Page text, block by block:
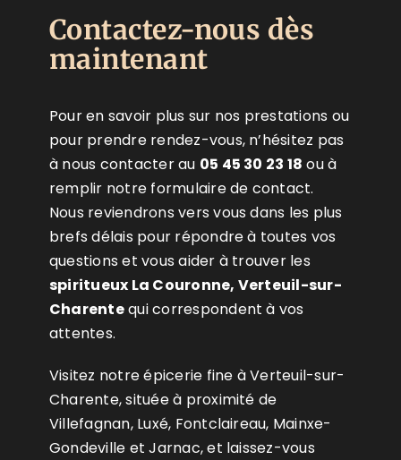
Contactez-nous dès
maintenant
Pour en savoir plus sur nos prestations ou
pour prendre rendez-vous, n’hésitez pas
à nous contacter au 05 45 30 23 18 ou à
remplir notre formulaire de contact.
Nous reviendrons vers vous dans les plus
brefs délais pour répondre à toutes vos
questions et vous aider à trouver les
spiritueux La Couronne, Verteuil-sur-
Charentequi correspondent à vos
attentes.
Visitez notre épicerie fine à Verteuil-sur-
Charente, située à proximité de
Villefagnan, Luxé, Fontclaireau, Mainxe-
Gondeville et Jarnac, et laissez-vous